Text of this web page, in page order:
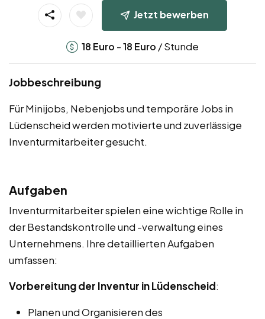
Jetzt bewerben
18 Euro -18 Euro / Stunde
Jobbeschreibung
Für Minijobs, Nebenjobs und temporäre Jobs in
Lüdenscheid werden motivierte und zuverlässige
Inventurmitarbeiter gesucht.
Aufgaben
Inventurmitarbeiter spielen eine wichtige Rolle in
der Bestandskontrolle und -verwaltung eines
Unternehmens. Ihre detaillierten Aufgaben
umfassen:
Vorbereitung der Inventur in Lüdenscheid:
Planen und Organisieren des